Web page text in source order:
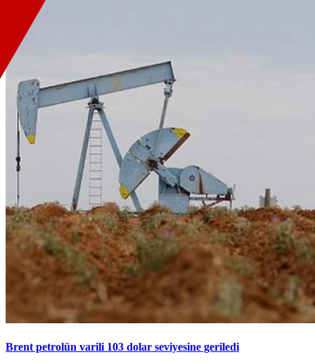
Brent petrolün varili 103 dolar seviyesine geriledi